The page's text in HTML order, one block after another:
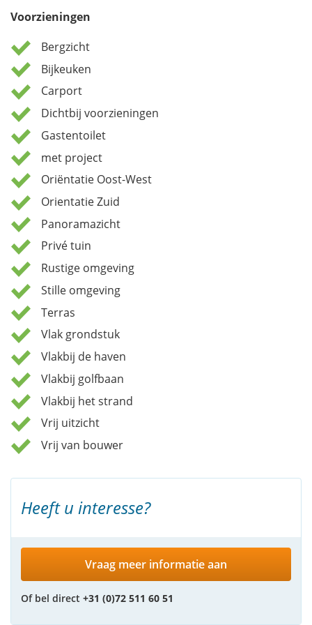
en ligt in een rustige, veilige woonwijk op loopafstand
woning dan kunt u telefonisch of per e-mail contact
met ons opnemen.
Voorzieningen
Bergzicht
Bijkeuken
Carport
Dichtbij voorzieningen
Gastentoilet
met project
Oriëntatie Oost-West
Orientatie Zuid
Panoramazicht
Privé tuin
Rustige omgeving
Stille omgeving
Terras
Vlak grondstuk
Vlakbij de haven
Vlakbij golfbaan
Vlakbij het strand
Vrij uitzicht
Vrij van bouwer
Heeft u interesse?
Vraag meer informatie aan
Of bel direct +31 (0)72 511 60 51